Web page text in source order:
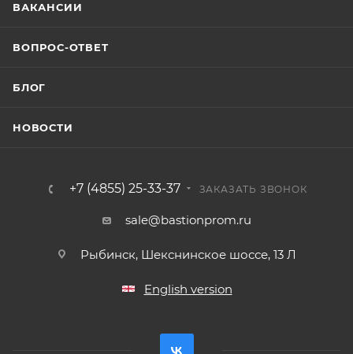
ВАКАНСИИ
ВОПРОС-ОТВЕТ
БЛОГ
НОВОСТИ
+7 (4855) 25-33-37 ЗАКАЗАТЬ ЗВОНОК
sale@bastionprom.ru
Рыбинск, Шекснинское шоссе, 13 Л
English version